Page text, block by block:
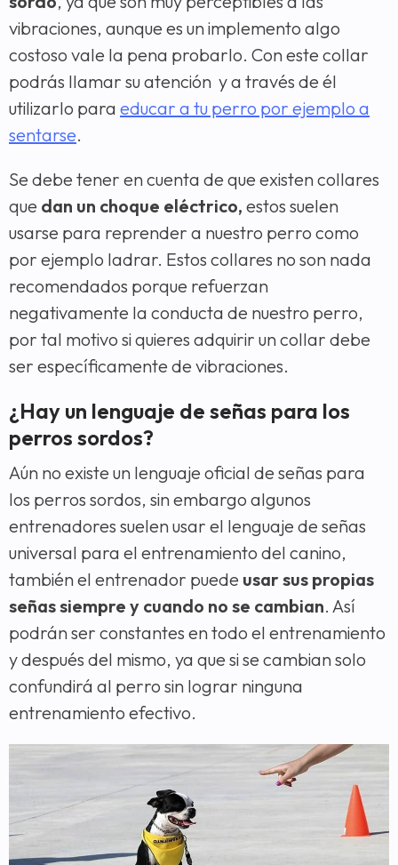
vibraciones, aunque es un implemento algo
costoso vale la pena probarlo. Con este collar
podrás llamar su atención y a través de él
utilizarlo para educar a tu perro por ejemplo a
sentarse.
Se debe tener en cuenta de que existen collares
que dan un choque eléctrico, estos suelen
usarse para reprender a nuestro perro como
por ejemplo ladrar. Estos collares no son nada
recomendados porque refuerzan
negativamente la conducta de nuestro perro,
por tal motivo si quieres adquirir un collar debe
ser específicamente de vibraciones.
¿Hay un lenguaje de señas para los
perros sordos?
Aún no existe un lenguaje oficial de señas para
los perros sordos, sin embargo algunos
entrenadores suelen usar el lenguaje de señas
universal para el entrenamiento del canino,
también el entrenador puede usar sus propias
señas siempre y cuando no se cambian. Así
podrán ser constantes en todo el entrenamiento
y después del mismo, ya que si se cambian solo
confundirá al perro sin lograr ninguna
entrenamiento efectivo.